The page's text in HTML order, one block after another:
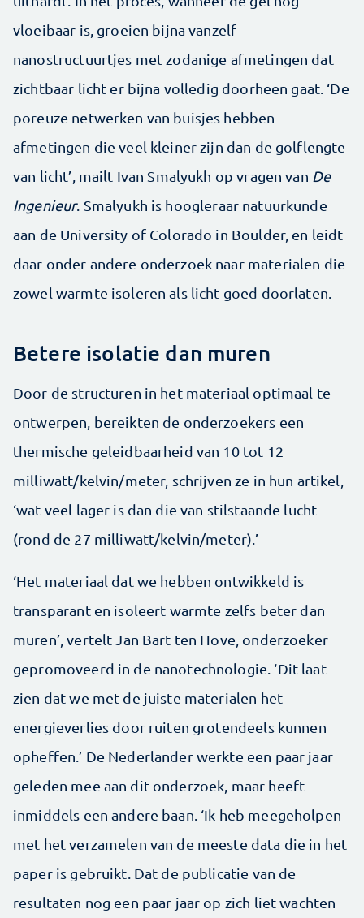
vloeibaar is, groeien bijna vanzelf
nanostructuurtjes met zodanige afmetingen dat
zichtbaar licht er bijna volledig doorheen gaat. ‘De
poreuze netwerken van buisjes hebben
afmetingen die veel kleiner zijn dan de golflengte
van licht’, mailt Ivan Smalyukh op vragen van De
Ingenieur. Smalyukh is hoogleraar natuurkunde
aan de University of Colorado in Boulder, en leidt
daar onder andere onderzoek naar materialen die
zowel warmte isoleren als licht goed doorlaten.
Betere isolatie dan muren
Door de structuren in het materiaal optimaal te
ontwerpen, bereikten de onderzoekers een
thermische geleidbaarheid van 10 tot 12
milliwatt/kelvin/meter, schrijven ze in hun artikel,
‘wat veel lager is dan die van stilstaande lucht
(rond de 27 milliwatt/kelvin/meter).’
‘Het materiaal dat we hebben ontwikkeld is
transparant en isoleert warmte zelfs beter dan
muren’, vertelt Jan Bart ten Hove, onderzoeker
gepromoveerd in de nanotechnologie. ‘Dit laat
zien dat we met de juiste materialen het
energieverlies door ruiten grotendeels kunnen
opheffen.’ De Nederlander werkte een paar jaar
geleden mee aan dit onderzoek, maar heeft
inmiddels een andere baan. ‘Ik heb meegeholpen
met het verzamelen van de meeste data die in het
paper is gebruikt. Dat de publicatie van de
resultaten nog een paar jaar op zich liet wachten